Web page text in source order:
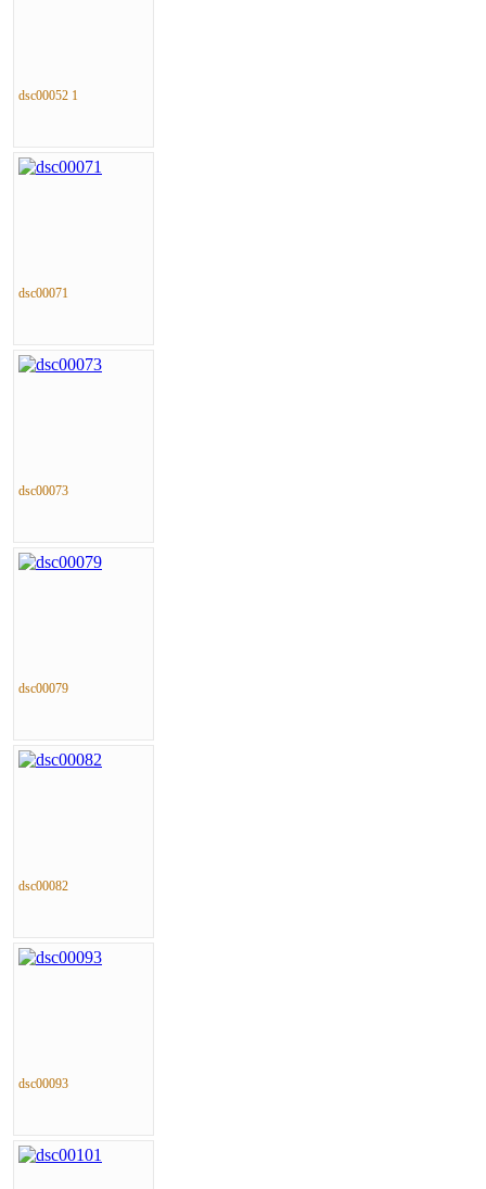
dsc00052 1
dsc00071
dsc00073
dsc00079
dsc00082
dsc00093